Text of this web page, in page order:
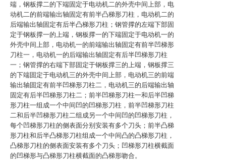
端，钢板撑二的下端固定于电动机二的外壳中间上部，电
动机二的前端输出轴固定有前半凸梯形刀柱，电动机二的
后端输出轴固定有后半凸梯形刀柱；钢管撑的左端下部固
定于钢板撑一的上端，钢板撑一的下端固定于电动机一的
外壳中间上部，电动机一的前端输出轴固定有前半凹梯形
刀柱一，电动机一的后端输出轴固定有后半凹梯形刀柱
一；钢管撑的右端下部固定于钢板撑三的上端，钢板撑三
的下端固定于电动机三的外壳中间上部，电动机三的前端
输出轴固定有前半凹梯形刀柱二，电动机三的后端输出轴
固定有后半凹梯形刀柱二；前半凹梯形刀柱一和后半凹梯
形刀柱一组成一个中间凹的凹梯形刀柱，前半凹梯形刀柱
二和后半凹梯形刀柱二组成另一个中间凹的凹梯形刀柱，
每个凹梯形刀柱的侧表面分别安装有多个刀头；前半凸梯
形刀柱和后半凸梯形刀柱组成一个中间凸的凸梯形刀柱，
凸梯形刀柱的侧表面安装有多个刀头；凹梯形刀柱横截面
的凹梯形与凸梯形刀柱横截面的凸梯形吻合。